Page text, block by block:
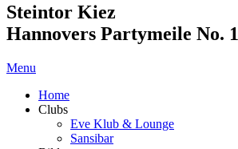
Steintor Kiez
Hannovers Partymeile No. 1
Menu
Home
Clubs
Eve Klub & Lounge
Sansibar